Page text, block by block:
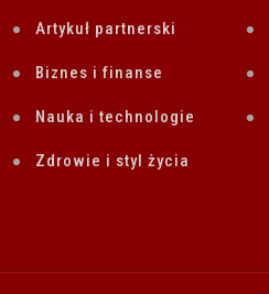
Artykuł partnerski
Biznes i finanse
Nauka i technologie
Zdrowie i styl życia